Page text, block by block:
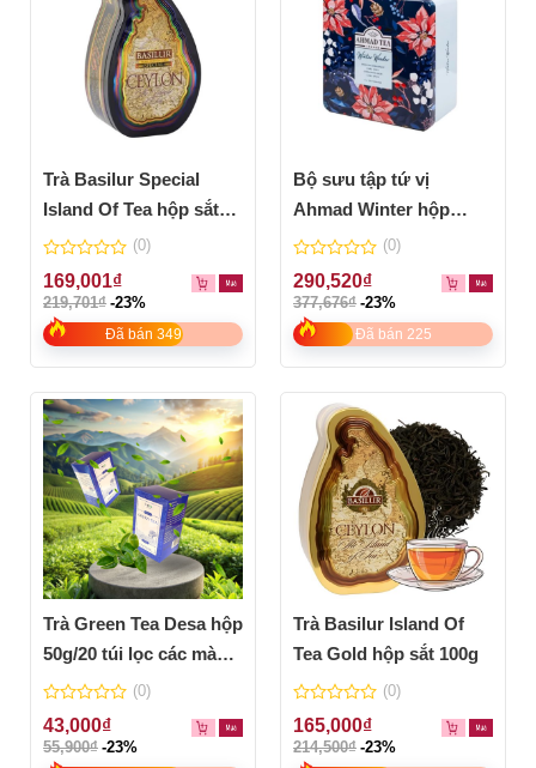
Trà Basilur Special
Island Of Tea hộp sắt
100g
0
out
of
5
(0)
169,001₫
219,701₫ -23%
Đã bán 349
Bộ sưu tập tứ vị
Ahmad Winter hộp
thiếc 80g
0
out
of
5
(0)
290,520₫
377,676₫ -23%
Đã bán 225
Trà Green Tea Desa hộp
50g/20 túi lọc các màu
tùy chọn
0
out
of
(0)
43,000₫
55,900₫ -23%
Trà Basilur Island Of
Tea Gold hộp sắt 100g
0
out
of
(0)
165,000₫
214,500₫ -23%